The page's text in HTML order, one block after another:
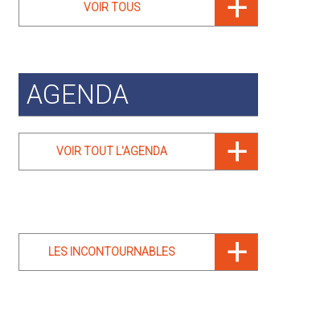
VOIR TOUS
AGENDA
VOIR TOUT L'AGENDA
LES INCONTOURNABLES